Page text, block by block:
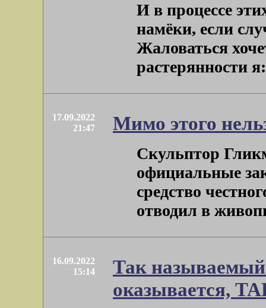
И в процессе
намёки, если
Жаловаться
растерянности
17.09.2022
21:47
Мимо этого
Скульптор
официальные
средство
отводил в
16.09.2022
15:14
Так называемый
оказывается,